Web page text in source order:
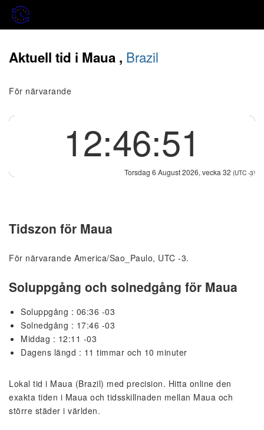
Aktuell tid i Maua , Brazil
För närvarande
12:46:51
Torsdag 6 August 2026, vecka 32 (UTC -3)
Tidszon för Maua
För närvarande America/Sao_Paulo, UTC -3.
Soluppgång och solnedgång för Maua
Soluppgång : 06:36 -03
Solnedgång : 17:46 -03
Middag : 12:11 -03
Dagens längd : 11 timmar och 10 minuter
Lokal tid i Maua (Brazil) med precision. Hitta online den
exakta tiden i Maua och tidsskillnaden mellan Maua och
större städer i världen.